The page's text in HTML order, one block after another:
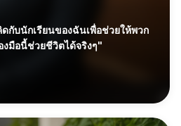
บนักเรียนของฉันเพื่อช่วยให้พวก
งมือนี้ช่วยชีวิตได้จริงๆ"